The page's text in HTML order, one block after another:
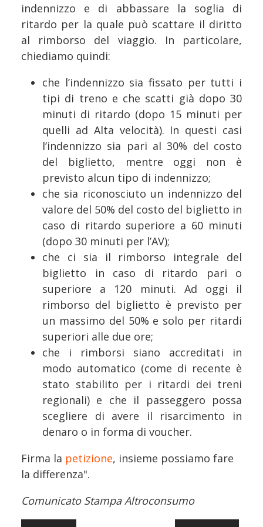
indennizzo e di abbassare la soglia di
ritardo per la quale può scattare il diritto
al rimborso del viaggio. In particolare,
chiediamo quindi:
che l’indennizzo sia fissato per tutti i
tipi di treno e che scatti già dopo 30
minuti di ritardo (dopo 15 minuti per
quelli ad Alta velocità). In questi casi
l’indennizzo sia pari al 30% del costo
del biglietto, mentre oggi non è
previsto alcun tipo di indennizzo;
che sia riconosciuto un indennizzo del
valore del 50% del costo del biglietto in
caso di ritardo superiore a 60 minuti
(dopo 30 minuti per l’AV);
che ci sia il rimborso integrale del
biglietto in caso di ritardo pari o
superiore a 120 minuti. Ad oggi il
rimborso del biglietto è previsto per
un massimo del 50% e solo per ritardi
superiori alle due ore;
che i rimborsi siano accreditati in
modo automatico (come di recente è
stato stabilito per i ritardi dei treni
regionali) e che il passeggero possa
scegliere di avere il risarcimento in
denaro o in forma di voucher.
Firma la petizione, insieme possiamo fare
la differenza".
Comunicato Stampa Altroconsumo